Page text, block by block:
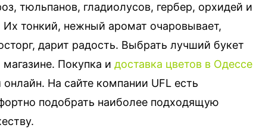
тюльпанов, гладиолусов, гербер, орхидей и
Их тонкий, нежный аромат очаровывает,
дарит радость. Выбрать лучший букет
Покупка и доставка цветов в Одессе
На сайте компании UFL есть
подобрать наиболее подходящую